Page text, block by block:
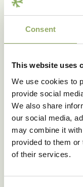
Consent
This website uses
We use cookies to
provide social
We also share
our social media,
may combine it
provided to them
of their services.